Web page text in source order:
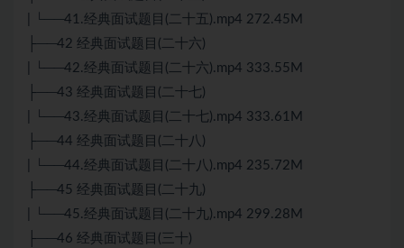
| └──41.经典面试题目(二十五).mp4 272.45M
├──42 经典面试题目(二十六)
| └──42.经典面试题目(二十六).mp4 333.55M
├──43 经典面试题目(二十七)
| └──43.经典面试题目(二十七).mp4 333.61M
├──44 经典面试题目(二十八)
| └──44.经典面试题目(二十八).mp4 235.72M
├──45 经典面试题目(二十九)
| └──45.经典面试题目(二十九).mp4 299.28M
├──46 经典面试题目(三十)